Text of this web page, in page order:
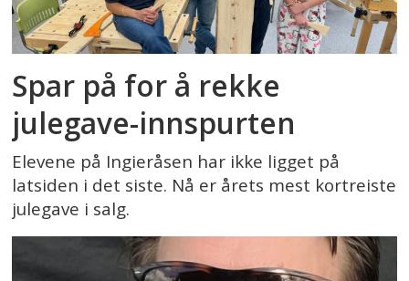
Spar på for å rekke
julegave-innspurten
Elevene på Ingieråsen har ikke ligget på
latsiden i det siste. Nå er årets mest kortreiste
julegave i salg.